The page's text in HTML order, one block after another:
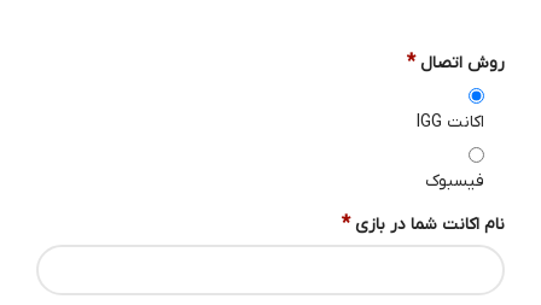
روش اتصال *
اکانت IGG
فیسبوک
نام اکانت شما در بازی *